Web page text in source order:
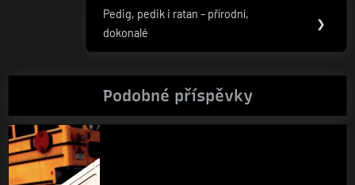
příspěvekNext
Post:
Pedig, pedik i ratan – přírodní,
dokonalé
❯
Podobné příspěvky